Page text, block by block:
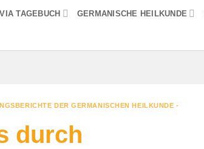
TAGEBUCH GERMANISCHE HEILKUNDE
DER GERMANISCHEN HEILKUNDE -
durch